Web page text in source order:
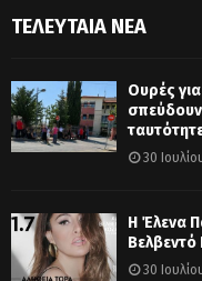
ΤΕΛΕΥΤΑΊΑ ΝΈΑ
Ουρές
σπεύδουν
30
Η Έλενα
30